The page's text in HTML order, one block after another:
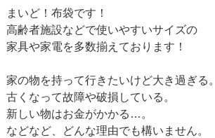
まいど！布袋です！
高齢者施設などで使いやすいサイズの
家具や家電を多数揃えております！
家の物を持って行きたいけど大き過ぎる。
古くなって故障や破損している。
新しい物はお金がかかる…。
などなど、どんな理由でも構いません。